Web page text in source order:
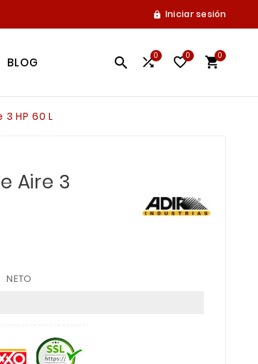
 Iniciar sesión
BLOG  0 0 0
HP 60 L
Aire 3
NETO